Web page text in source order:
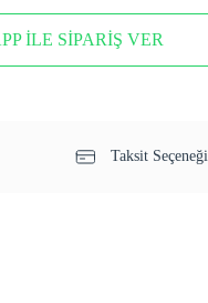
İLE SİPARİŞ VER
Taksit Seçeneği